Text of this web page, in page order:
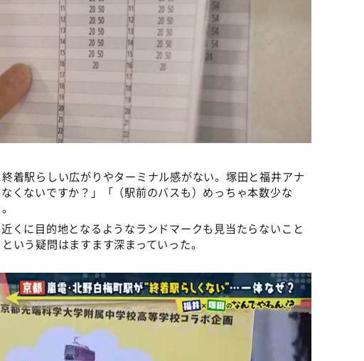
着駅らしい広がりやターミナル感がない。塚田と福井アナ
くないですか？」「（駅前のバスも）めっちゃ本数少な
くに目的地となるようなランドマークも見当たらないこと
いう疑問はますます深まっていった。